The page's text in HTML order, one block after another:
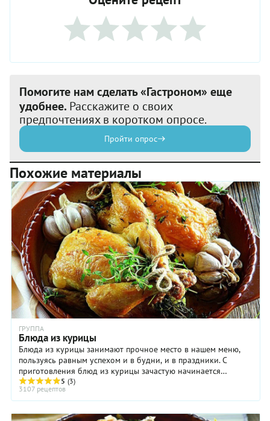
Помогите нам сделать «Гастроном» еще
удобнее. Расскажите о своих
предпочтениях в коротком опросе.
Пройти опрос
Похожие материалы
ГРУППА
Блюда из курицы
Блюда из курицы занимают прочное место в нашем меню,
пользуясь равным успехом и в будни, и в праздники. С
приготовления блюд из курицы зачастую начинается
знакомство с кулинарным искусством: нужно ...
5 (3)
3107 рецептов